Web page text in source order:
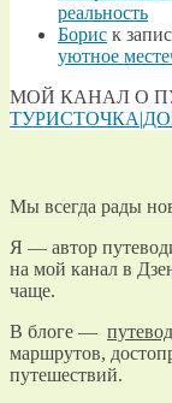
реальность
Борис к
уютное
МОЙ КАНАЛ О
Мы всегда рады
Я — автор
на мой канал в
чаще.
В блоге —
маршрутов,
путешествий.